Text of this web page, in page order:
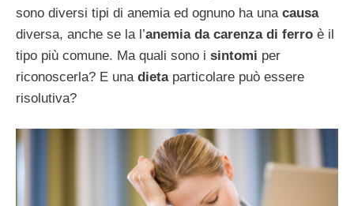
sono diversi tipi di anemia ed ognuno ha una causa
diversa, anche se la l’anemia da carenza di ferro è il
tipo più comune. Ma quali sono i sintomi per
riconoscerla? E una dietaparticolare può essere
risolutiva?